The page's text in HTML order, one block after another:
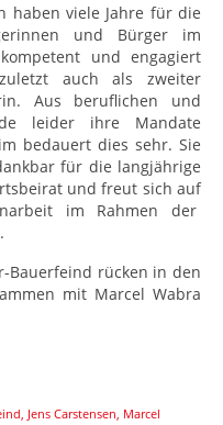
haben viele Jahre für die
und Bürger im
und engagiert
auch als zweiter
Aus beruflichen und
leider ihre Mandate
bedauert dies sehr. Sie
für die langjährige
und freut sich auf
im Rahmen der
Bauerfeind rücken in den
mit Marcel Wabra
Jens Carstensen Marcel